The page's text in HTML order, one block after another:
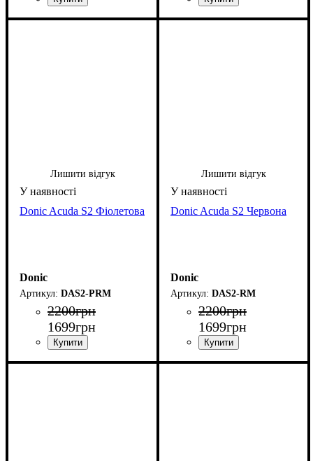
Лишити відгук
Donic Acuda S2 Фіолетова
Donic
DAS2-PRM
2200грн
1699грн
Лишити відгук
Donic Acuda S2 Червона
Donic
DAS2-RM
2200грн
1699грн